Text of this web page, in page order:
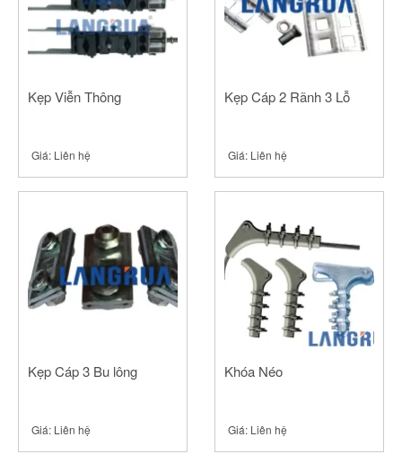
Kẹp Viễn Thông
Giá: Liên hệ
Kẹp Cáp 2 Rãnh 3 Lỗ
Giá: Liên hệ
Kẹp Cáp 3 Bu lông
Giá: Liên hệ
Khóa Néo
Giá: Liên hệ